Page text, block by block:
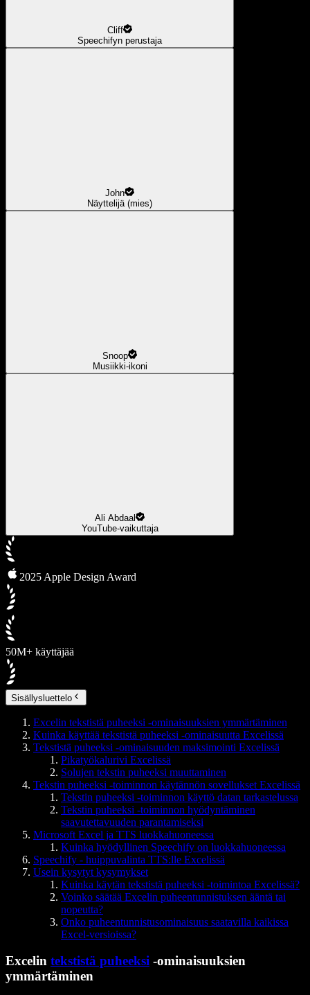
Cliff
Speechifyn perustaja
John
Näyttelijä (mies)
Snoop
Musiikki-ikoni
Ali Abdaal
YouTube-vaikuttaja
2025 Apple Design Award
50M+ käyttäjää
Sisällysluettelo
Excelin tekstistä puheeksi -ominaisuuksien ymmärtäminen
Kuinka käyttää tekstistä puheeksi -ominaisuutta Excelissä
Tekstistä puheeksi -ominaisuuden maksimointi Excelissä
Pikatyökalurivi Excelissä
Solujen tekstin puheeksi muuttaminen
Tekstin puheeksi -toiminnon käytännön sovellukset Excelissä
Tekstin puheeksi -toiminnon käyttö datan tarkastelussa
Tekstin puheeksi -toiminnon hyödyntäminen
saavutettavuuden parantamiseksi
Microsoft Excel ja TTS luokkahuoneessa
Kuinka hyödyllinen Speechify on luokkahuoneessa
Speechify - huippuvalinta TTS:lle Excelissä
Usein kysytyt kysymykset
​​Kuinka käytän tekstistä puheeksi -toimintoa Excelissä?
Voinko säätää Excelin puheentunnistuksen ääntä tai
nopeutta?
Onko puheentunnistusominaisuus saatavilla kaikissa
Excel-versioissa?
Excelin tekstistä puheeksi -ominaisuuksien
ymmärtäminen